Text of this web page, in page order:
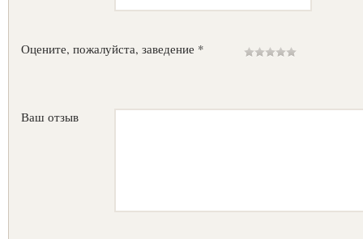
Оцените, пожалуйста, заведение *
Ваш отзыв